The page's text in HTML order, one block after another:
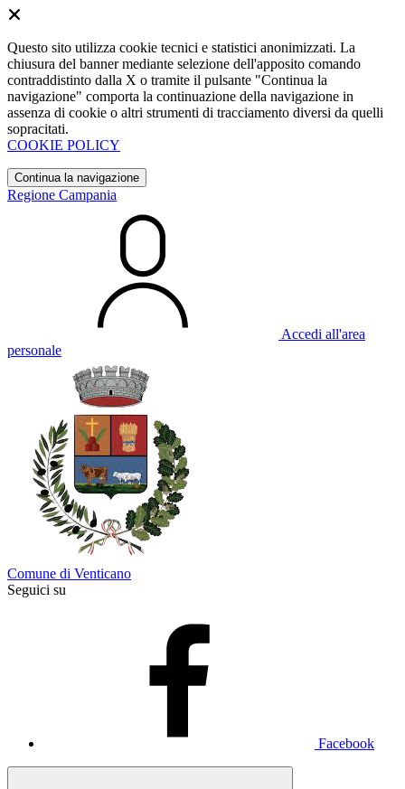
Questo sito utilizza cookie tecnici e statistici anonimizzati. La
chiusura del banner mediante selezione dell'apposito comando
contraddistinto dalla X o tramite il pulsante "Continua la
navigazione" comporta la continuazione della navigazione in
assenza di cookie o altri strumenti di tracciamento diversi da quelli
sopracitati.
COOKIE POLICY
Continua la navigazione
Regione Campania
Accedi all'area
personale
Comune di Venticano
Seguici su
Facebook